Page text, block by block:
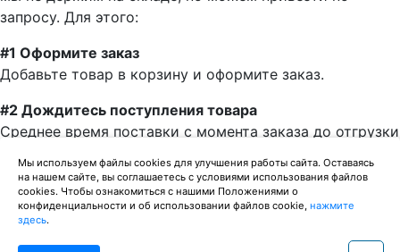
запросу. Для этого:
#1 Оформите заказ
Добавьте товар в корзину и оформите заказ.
#2 Дождитесь поступления товара
Среднее время поставки с момента заказа до отгрузки
#3 Получите товар
Можно забрать товар в нашем магазине, или заказать
доставку до дома. Можем отправить заказ
Мы используем файлы cookies для улучшения работы сайта. Оставаясь
на нашем сайте, вы соглашаетесь с условиями использования файлов
cookies. Чтобы ознакомиться с нашими Положениями о
конфиденциальности и об использовании файлов cookie, нажмите
здесь.